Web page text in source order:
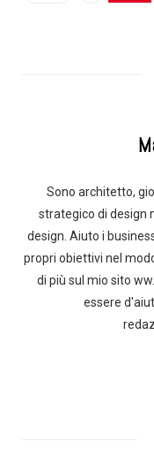
Sono architetto,
strategico di design
design. Aiuto i
propri obiettivi nel
di più sul mio sito
essere